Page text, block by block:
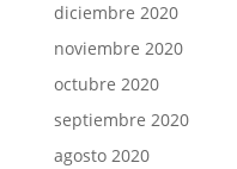
diciembre 2020
noviembre 2020
octubre 2020
septiembre 2020
agosto 2020